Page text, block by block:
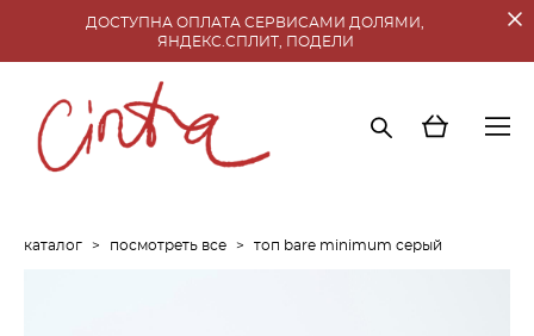
ДОСТУПНА ОПЛАТА СЕРВИСАМИ ДОЛЯМИ,
ЯНДЕКС.СПЛИТ, ПОДЕЛИ
каталог > посмотреть все > топ bare minimum серый